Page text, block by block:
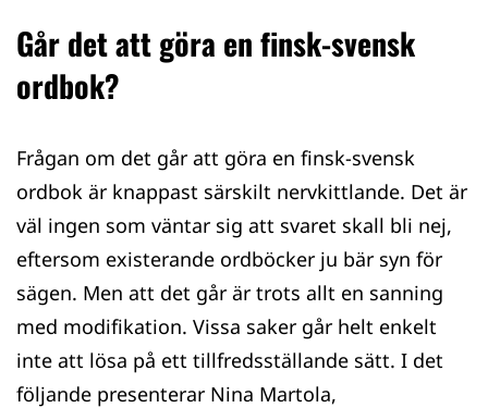
Går det att göra en finsk-svensk
ordbok?
Frågan om det går att göra en finsk-svensk
ordbok är knappast särskilt nervkittlande. Det är
väl ingen som väntar sig att svaret skall bli nej,
eftersom existerande ordböcker ju bär syn för
sägen. Men att det går är trots allt en sanning
med modifikation. Vissa saker går helt enkelt
inte att lösa på ett tillfredsställande sätt. I det
följande presenterar Nina Martola,